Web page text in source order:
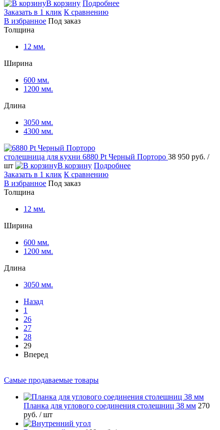
В корзину Подробнее
Заказать в 1 клик К сравнению
В избранное Под заказ
Толщина
12 мм.
Ширина
600 мм.
1200 мм.
Длина
3050 мм.
4300 мм.
столешница для кухни 6880 Pt Черный Порторо 38 950 руб. /
шт
В корзину Подробнее
Заказать в 1 клик К сравнению
В избранное Под заказ
Толщина
12 мм.
Ширина
600 мм.
1200 мм.
Длина
3050 мм.
Назад
1
26
27
28
29
Вперед
Самые продаваемые товары
Планка для углового соединения столешниц 38 мм 270
руб. / шт